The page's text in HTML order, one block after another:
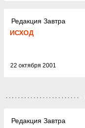
Редакция Завтра
ИСХОД
22 октября 2001
Редакция Завтра